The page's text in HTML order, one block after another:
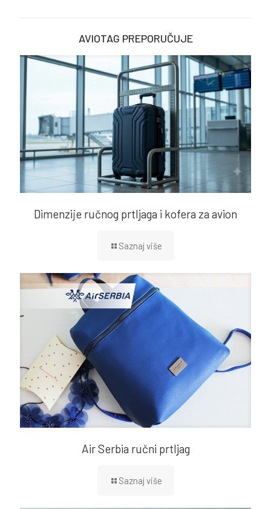
AVIOTAG PREPORUČUJE
Dimenzije ručnog prtljaga i kofera za avion
Saznaj više
Air Serbia ručni prtljag
Saznaj više